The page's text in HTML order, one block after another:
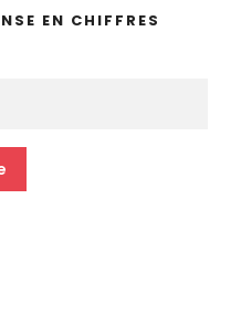
EN CHIFFRES